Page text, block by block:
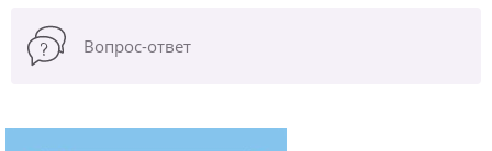
Вопрос-ответ